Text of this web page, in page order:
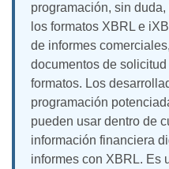
programación, sin
los formatos XBRL e
de informes
documentos de
formatos. Los
programación
pueden usar dentro de
información financiera
informes con XBRL. Es